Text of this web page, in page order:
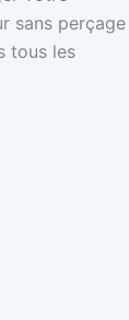
sans perçage
tous les